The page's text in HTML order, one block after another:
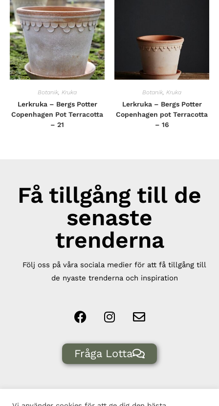
Botanik, Kruka
Lerkruka – Bergs Potter
Copenhagen Pot Terracotta
– 21
Botanik, Kruka
Lerkruka – Bergs Potter
Copenhagen pot Terracotta
– 16
Få tillgång till de
senaste
trenderna
Följ oss på våra sociala medier för att få tillgång till
de nyaste trenderna och inspiration
Fråga Lotta